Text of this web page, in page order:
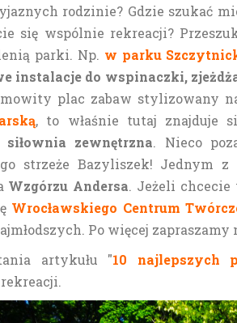
rodzinie? Gdzie szukać
się wspólnie rekreacji?
parki. Np. w parku
instalacje do wspinaczki,
plac zabaw stylizowany
, to właśnie tutaj znajduje
zewnętrzna. Nieco
strzeże Bazyliszek! Jednym
Wzgórzu Andersa. Jeżeli chcecie
Wrocławskiego Centrum
Po więcej zapraszamy
artykułu "10 najlepszych